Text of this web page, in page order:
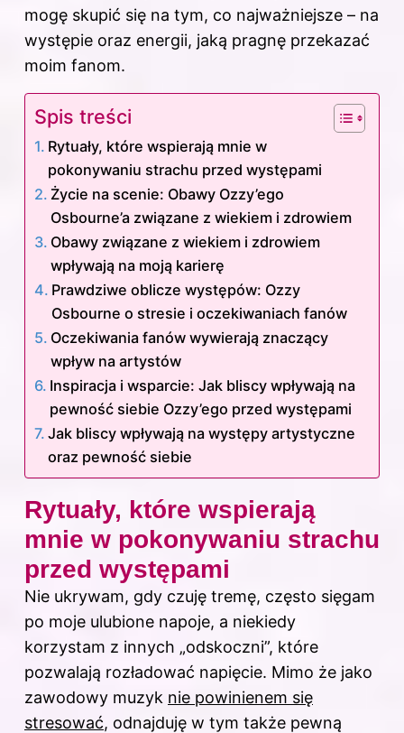
mogę skupić się na tym, co najważniejsze – na
występie oraz energii, jaką pragnę przekazać
moim fanom.
Spis treści
Rytuały, które wspierają mnie w
pokonywaniu strachu przed występami
Życie na scenie: Obawy Ozzy’ego
Osbourne’a związane z wiekiem i zdrowiem
Obawy związane z wiekiem i zdrowiem
wpływają na moją karierę
Prawdziwe oblicze występów: Ozzy
Osbourne o stresie i oczekiwaniach fanów
Oczekiwania fanów wywierają znaczący
wpływ na artystów
Inspiracja i wsparcie: Jak bliscy wpływają na
pewność siebie Ozzy’ego przed występami
Jak bliscy wpływają na występy artystyczne
oraz pewność siebie
Rytuały, które wspierają
mnie w pokonywaniu strachu
przed występami
Nie ukrywam, gdy czuję tremę, często sięgam
po moje ulubione napoje, a niekiedy
korzystam z innych „odskoczni”, które
pozwalają rozładować napięcie. Mimo że jako
zawodowy muzyk nie powinienem się
stresować, odnajduję w tym także pewną